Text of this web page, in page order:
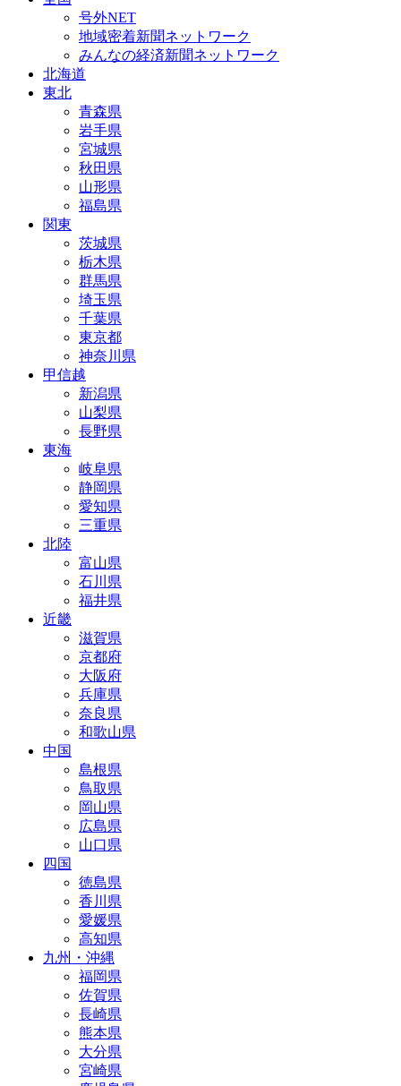
号外NET
地域密着新聞ネットワーク
みんなの経済新聞ネットワーク
北海道
東北
青森県
岩手県
宮城県
秋田県
山形県
福島県
関東
茨城県
栃木県
群馬県
埼玉県
千葉県
東京都
神奈川県
甲信越
新潟県
山梨県
長野県
東海
岐阜県
静岡県
愛知県
三重県
北陸
富山県
石川県
福井県
近畿
滋賀県
京都府
大阪府
兵庫県
奈良県
和歌山県
中国
島根県
鳥取県
岡山県
広島県
山口県
四国
徳島県
香川県
愛媛県
高知県
九州・沖縄
福岡県
佐賀県
長崎県
熊本県
大分県
宮崎県